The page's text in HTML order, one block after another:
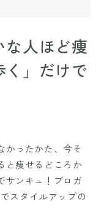
な人ほど痩
く」だけで
かったかた、今そ
と痩せるどころか
サンキュ！ブロガ
スタイルアップの